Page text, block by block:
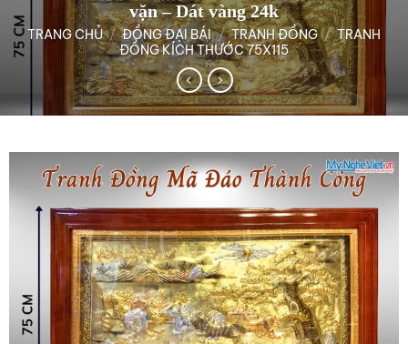
vặn – Dát vàng 24k
TRANG CHỦ / ĐỒNG ĐẠI BÁI / TRANH ĐỒNG / TRANH
ĐỒNG KÍCH THƯỚC 75X115